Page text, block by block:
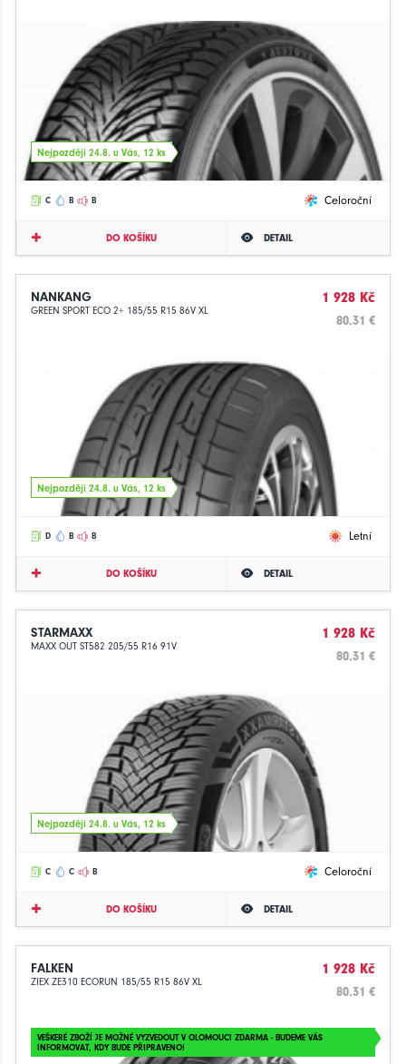
Nejpozději 24.8. u Vás, 12 ks
C B B Celoroční
DO KOŠÍKU DETAIL
NANKANG
GREEN SPORT ECO 2+ 185/55 R15 86V XL
1 928 Kč
80.31 €
Nejpozději 24.8. u Vás, 12 ks
D B B Letní
DO KOŠÍKU DETAIL
STARMAXX
MAXX OUT ST582 205/55 R16 91V
1 928 Kč
80.31 €
Nejpozději 24.8. u Vás, 12 ks
C C B Celoroční
DO KOŠÍKU DETAIL
FALKEN
ZIEX ZE310 ECORUN 185/55 R15 86V XL
1 928 Kč
80.31 €
VEŠKERÉ ZBOŽÍ JE MOŽNÉ VYZVEDOUT V OLOMOUCI ZDARMA - BUDEME VÁS
INFORMOVAT, KDY BUDE PŘIPRAVENO!